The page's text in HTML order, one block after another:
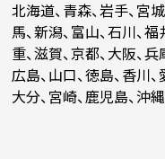
北海道、青森、岩手、宮
馬、新潟、富山、石川、
重、滋賀、京都、大阪、兵
広島、山口、徳島、香川、
大分、宮崎、鹿児島、沖縄